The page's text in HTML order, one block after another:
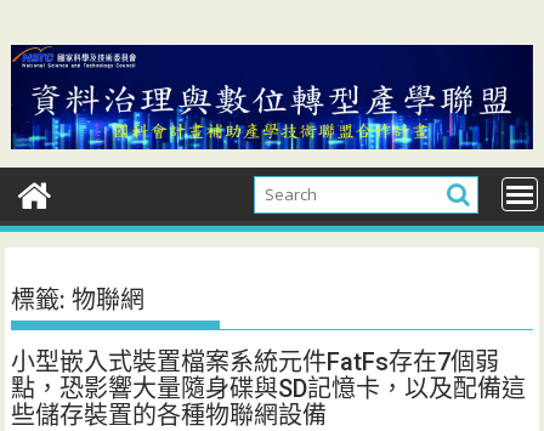
to
content
標籤:物聯網
小型嵌入式裝置檔案系統元件FatFs存在7個弱
點，恐影響大量隨身碟與SD記憶卡，以及配備這
些儲存裝置的各種物聯網設備